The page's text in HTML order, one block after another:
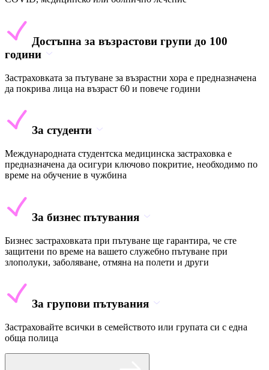
Достъпна за възрастови групи до 100
години
Застраховката за пътуване за възрастни хора е предназначена
да покрива лица на възраст 60 и повече години
За студенти
Международната студентска медицинска застраховка е
предназначена да осигури ключово покритие, необходимо по
време на обучение в чужбина
За бизнес пътувания
Бизнес застраховката при пътуване ще гарантира, че сте
защитени по време на вашето служебно пътуване при
злополуки, заболяване, отмяна на полети и други
За групови пътувания
Застраховайте всички в семейството или групата си с една
обща полица